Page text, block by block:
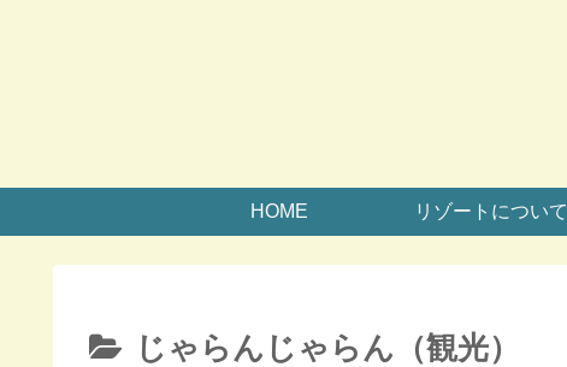
HOME リゾートについて
じゃらんじゃらん（観光）